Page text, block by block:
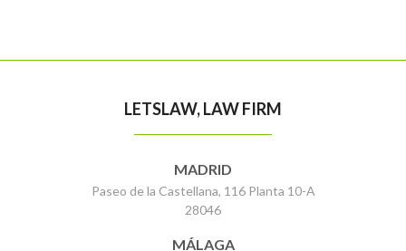
LETSLAW, LAW FIRM
MADRID
Paseo de la Castellana, 116 Planta 10-A
28046
MÁLAGA